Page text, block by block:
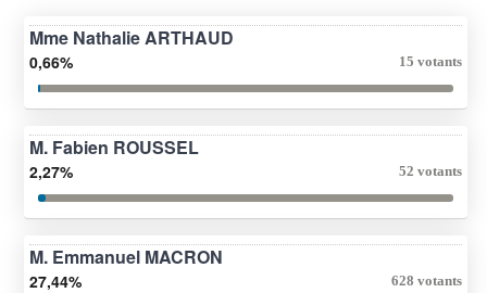
Mme Nathalie ARTHAUD
0,66% 15 votants
M. Fabien ROUSSEL
2,27% 52 votants
M. Emmanuel MACRON
27,44% 628 votants